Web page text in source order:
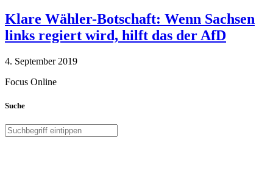
Klare Wähler-Botschaft: Wenn Sachsen
links regiert wird, hilft das der AfD
4. September 2019
Focus Online
Suche